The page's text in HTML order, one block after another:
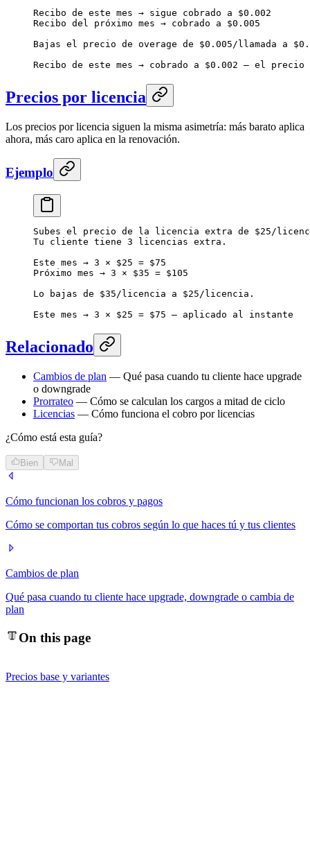
Recibo de este mes → sigue cobrado a $0.002
Recibo del próximo mes → cobrado a $0.005
Bajas el precio de overage de $0.005/llamada a
Recibo de este mes → cobrado a $0.002 — el
Precios por licencia
Los precios por licencia siguen la misma asimetría: más barato aplica
ahora, más caro aplica en la renovación.
Ejemplo
Subes el precio de la licencia extra de $25/
Tu cliente tiene 3 licencias extra.
Este mes → 3 × $25 = $75
Próximo mes → 3 × $35 = $105
Lo bajas de $35/licencia a $25/licencia.
Este mes → 3 × $25 = $75 — aplicado al instante
Relacionado
Cambios de plan — Qué pasa cuando tu cliente hace upgrade
o downgrade
Prorrateo — Cómo se calculan los cargos a mitad de ciclo
Licencias — Cómo funciona el cobro por licencias
¿Cómo está esta guía?
Bien Mal
Cómo funcionan los cobros y pagos
Cómo se comportan tus cobros según lo que haces tú y tus clientes
Cambios de plan
Qué pasa cuando tu cliente hace upgrade, downgrade o cambia de
plan
On this page
Precios base y variantes